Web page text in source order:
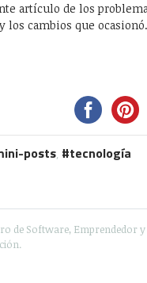
artículo de los
los cambios que ocasionó.
posts, tecnología
de Software, Emprendedor